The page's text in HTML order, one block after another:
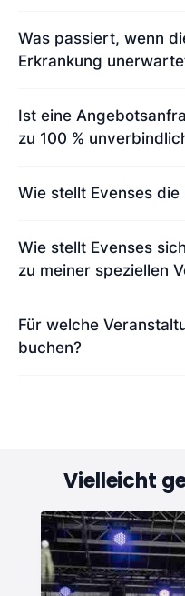
Was passiert, wenn
Erkrankung
Ist eine
zu 100 %
Wie stellt Evenses
Wie stellt Evenses
zu meiner speziellen
Für welche
buchen?
Vielleicht